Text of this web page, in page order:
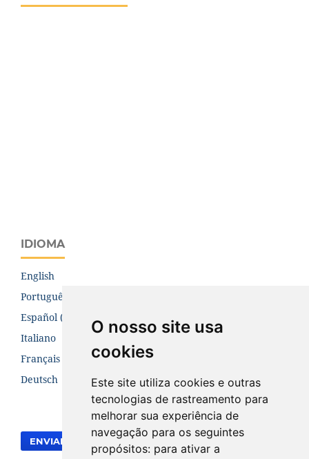
O nosso site usa
cookies
Este site utiliza cookies e outras
tecnologias de rastreamento para
melhorar sua experiência de
navegação para os seguintes
propósitos: para ativar a
IDIOMA
English
Português (Brasil)
Español (España)
Italiano
Français (Canada)
Deutsch
ENVIAR SUBMISSÃO